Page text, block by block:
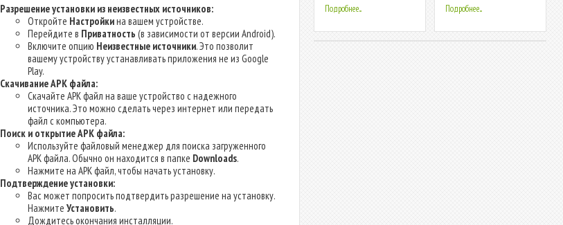
Разрешение установки из неизвестных источников:
Откройте Настройкина вашем устройстве.
Перейдите в Приватность (в зависимости от версии Android).
Включите опцию Неизвестные источники. Это позволит
вашему устройству устанавливать приложения не из Google
Play.
Скачивание APK файла:
Скачайте APK файл на ваше устройство с надежного
источника. Это можно сделать через интернет или передать
файл с компьютера.
Поиск и открытие APK файла:
Используйте файловый менеджер для поиска загруженного
APK файла. Обычно он находится в папке Downloads.
Нажмите на APK файл, чтобы начать установку.
Подтверждение установки:
Вас может попросить подтвердить разрешение на установку.
Нажмите Установить.
Дождитесь окончания инсталляции.
Подробнее... Подробнее...